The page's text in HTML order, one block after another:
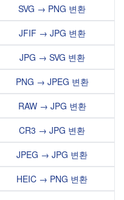
SVG → PNG 변환
JFIF → JPG 변환
JPG → SVG 변환
PNG → JPEG 변환
RAW → JPG 변환
CR3 → JPG 변환
JPEG → JPG 변환
HEIC → PNG 변환